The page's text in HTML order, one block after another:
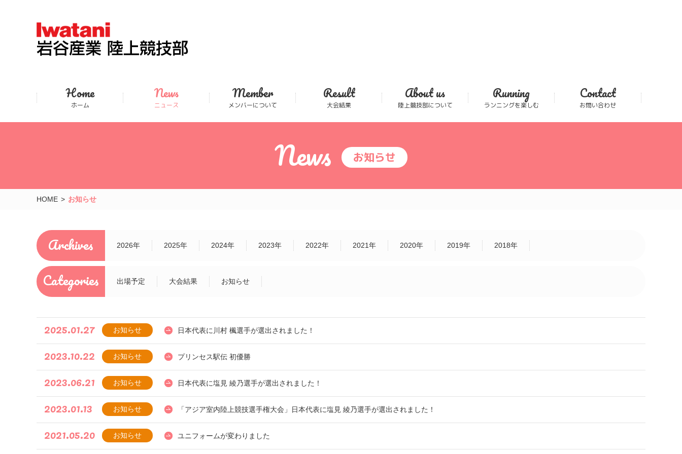
Home
ホーム
News
ニュース
Member
メンバーについて
Result
大会結果
About us
陸上競技部について
Running
ランニングを楽しむ
Contact
お問い合わせ
News お知らせ
HOME お知らせ
Archives 2026年 2025年 2024年 2023年 2022年 2021年 2020年 2019年 2018年
Categories 出場予定 大会結果 お知らせ
2025.01.27 お知らせ 日本代表に川村 楓選手が選出されました！
2023.10.22 お知らせ プリンセス駅伝 初優勝
2023.06.21 お知らせ 日本代表に塩見 綾乃選手が選出されました！
2023.01.13 お知らせ 「アジア室内陸上競技選手権大会」日本代表に塩見 綾乃選手が選出されました！
2021.05.20 お知らせ ユニフォームが変わりました